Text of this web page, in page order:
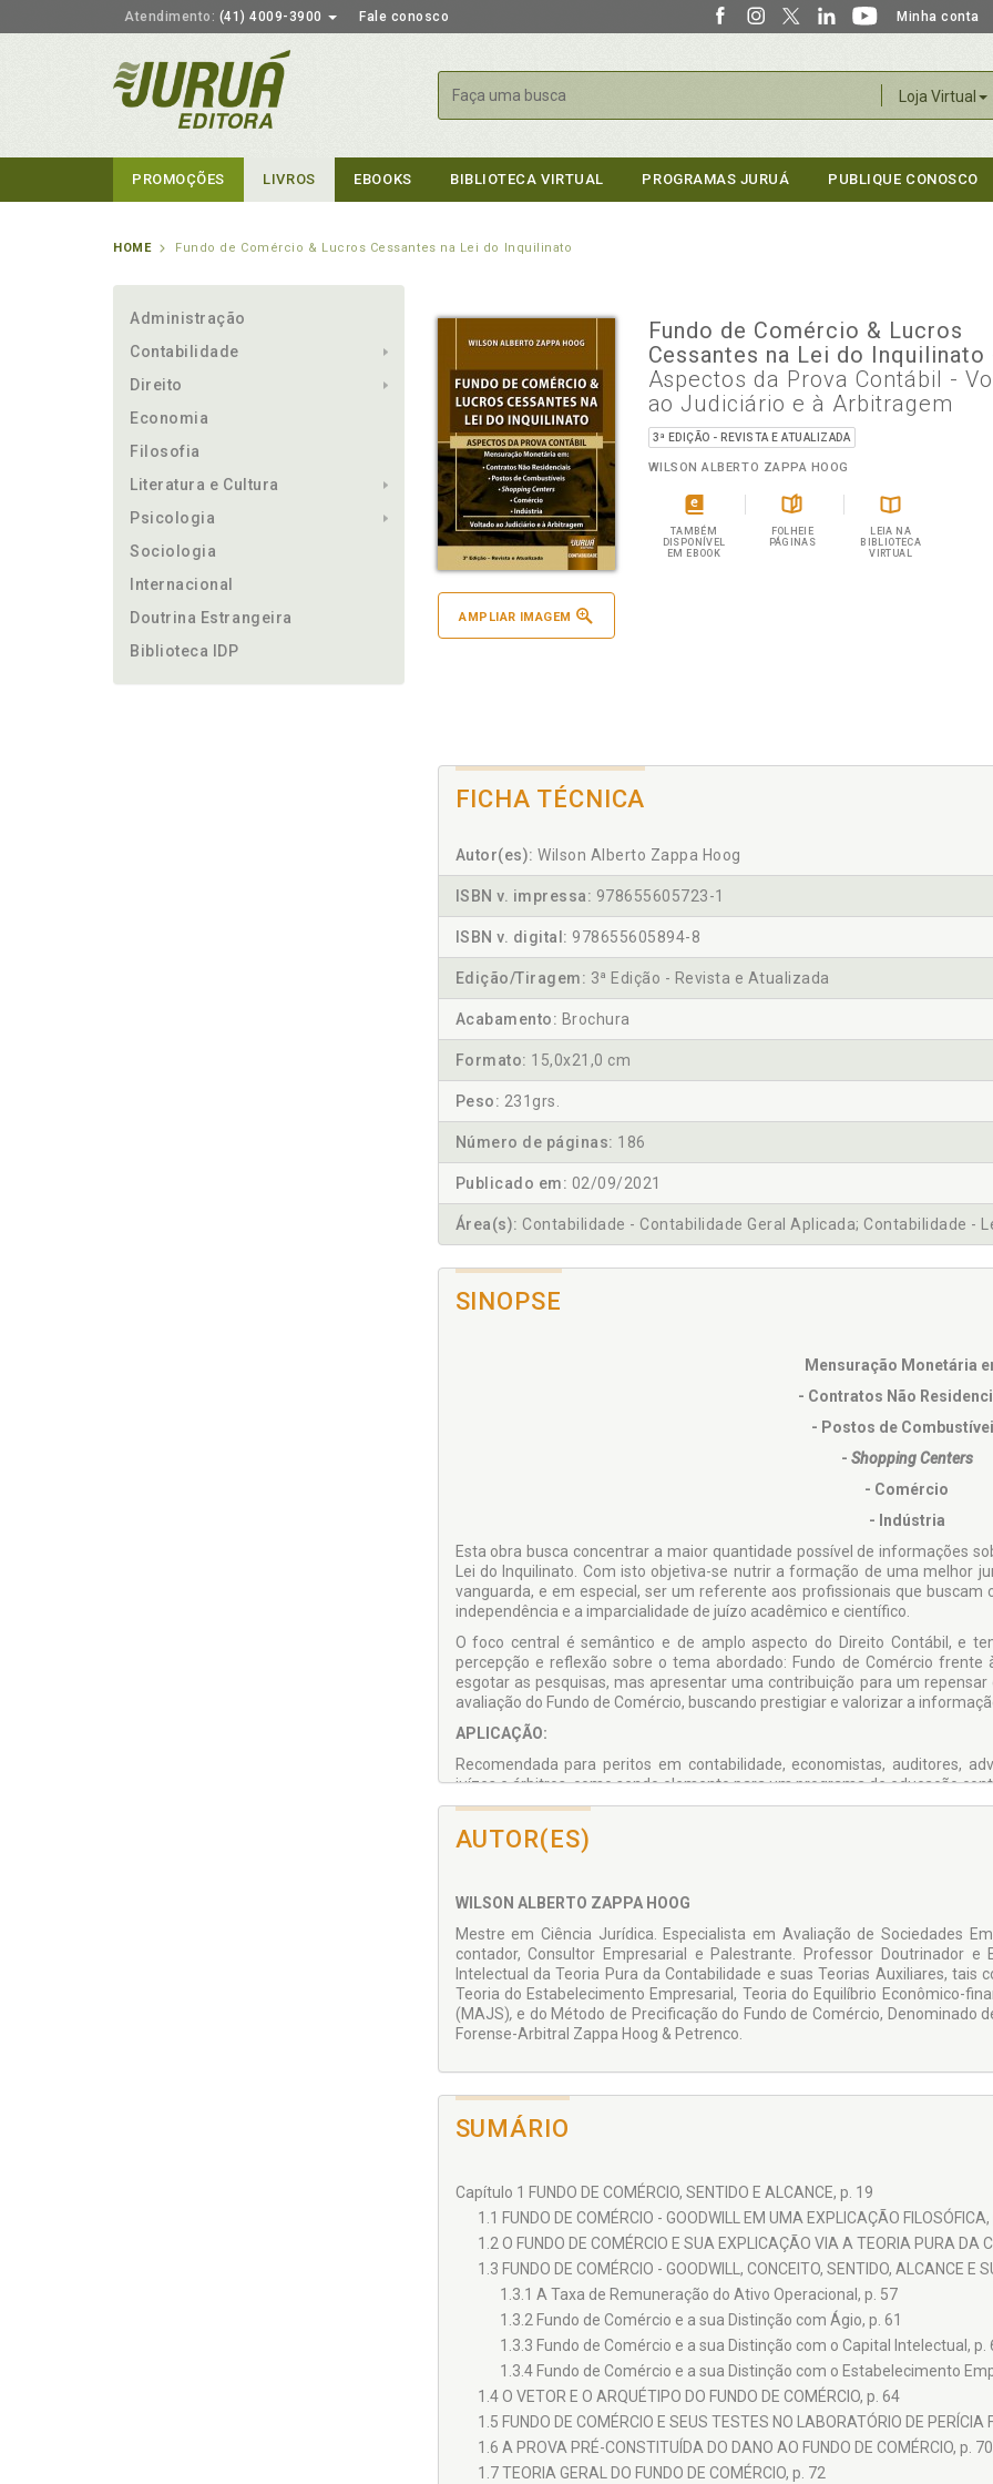
Atendimento: (41) 4009-3900 Fale conosco Minha conta
Loja Virtual
Buscar
PROMOÇÕES LIVROS EBOOKS BIBLIOTECA VIRTUAL PROGRAMAS JURUÁ PUBLIQUE CONOSCO
HOME Fundo de Comércio & Lucros Cessantes na Lei do Inquilinato
Administração
Contabilidade
Direito
Economia
Filosofia
Literatura e Cultura
Psicologia
Sociologia
Internacional
Doutrina Estrangeira
Biblioteca IDP
AMPLIAR IMAGEM
Fundo de Comércio & Lucros
Cessantes na Lei do Inquilinato
Aspectos da Prova Contábil -
ao Judiciário e à Arbitragem
3ª EDIÇÃO - REVISTA E ATUALIZADA
WILSON ALBERTO ZAPPA HOOG
TAMBÉM
DISPONÍVEL
EM EBOOK
FOLHEIE
PÁGINAS
LEIA NA
BIBLIOTECA
VIRTUAL
FICHA TÉCNICA
Autor(es): Wilson Alberto Zappa Hoog
ISBN v. impressa: 978655605723-1
ISBN v. digital: 978655605894-8
Edição/Tiragem: 3ª Edição - Revista e Atualizada
Acabamento: Brochura
Formato: 15,0x21,0 cm
Peso: 231grs.
Número de páginas: 186
Publicado em: 02/09/2021
Área(s): Contabilidade - Contabilidade Geral Aplicada; Contabilidade -
SINOPSE
Mensuração Monetária
- Contratos Não
- Postos de
- Shopping Centers
- Comércio
- Indústria
Esta obra busca concentrar a maior quantidade possível de informações
Lei do Inquilinato. Com isto objetiva-se nutrir a formação de uma melhor
vanguarda, e em especial, ser um referente aos profissionais que
independência e a imparcialidade de juízo acadêmico e científico.
O foco central é semântico e de amplo aspecto do Direito Contábil, e
percepção e reflexão sobre o tema abordado: Fundo de Comércio
esgotar as pesquisas, mas apresentar uma contribuição para um
avaliação do Fundo de Comércio, buscando prestigiar e valorizar a
APLICAÇÃO:
Recomendada para peritos em contabilidade, economistas, auditores,
juízes e árbitros, como sendo elemento para um programa de educação
E, em decorrência de sua forte característica doutrinária, é indicada
embasam as disputas e, consequentemente, as indenizações ligadas à
esfera arbitral ou judicial. O seu uso profissionalizante decorre de uma
artigos, monografias, dissertações e teses.
AUTOR(ES)
WILSON ALBERTO ZAPPA HOOG
Mestre em Ciência Jurídica. Especialista em Avaliação de Sociedades
contador, Consultor Empresarial e Palestrante. Professor Doutrinador
Intelectual da Teoria Pura da Contabilidade e suas Teorias Auxiliares, tais
Teoria do Estabelecimento Empresarial, Teoria do Equilíbrio Econômico-
(MAJS), e do Método de Precificação do Fundo de Comércio, Denominado
Forense-Arbitral Zappa Hoog & Petrenco.
SUMÁRIO
Capítulo 1 FUNDO DE COMÉRCIO, SENTIDO E ALCANCE, p. 19
1.1 FUNDO DE COMÉRCIO - GOODWILL EM UMA EXPLICAÇÃO
1.2 O FUNDO DE COMÉRCIO E SUA EXPLICAÇÃO VIA A TEORIA PURA DA
1.3 FUNDO DE COMÉRCIO - GOODWILL, CONCEITO, SENTIDO, ALCANCE E
1.3.1 A Taxa de Remuneração do Ativo Operacional, p. 57
1.3.2 Fundo de Comércio e a sua Distinção com Ágio, p. 61
1.3.3 Fundo de Comércio e a sua Distinção com o Capital Intelectual, p.
1.3.4 Fundo de Comércio e a sua Distinção com o Estabelecimento
1.4 O VETOR E O ARQUÉTIPO DO FUNDO DE COMÉRCIO, p. 64
1.5 FUNDO DE COMÉRCIO E SEUS TESTES NO LABORATÓRIO DE
1.6 A PROVA PRÉ-CONSTITUÍDA DO DANO AO FUNDO DE COMÉRCIO, p. 70
1.7 TEORIA GERAL DO FUNDO DE COMÉRCIO, p. 72